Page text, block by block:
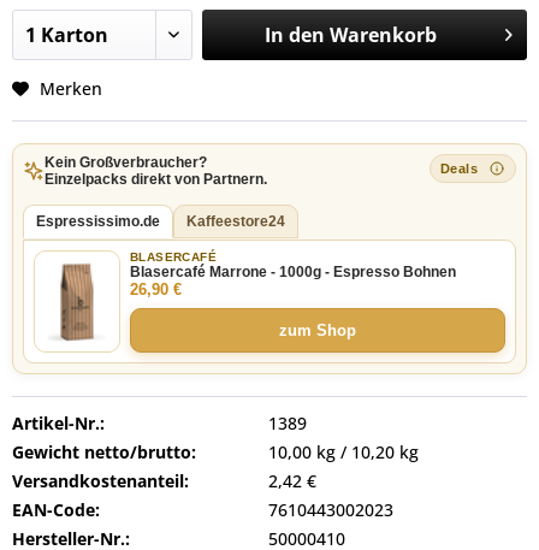
In den Warenkorb
Merken
Kein Großverbraucher?
Einzelpacks direkt von Partnern.
Espressissimo.de Kaffeestore24
BLASERCAFÉ
Blasercafé Marrone - 1000g - Espresso Bohnen
26,90 €
zum Shop
Artikel-Nr.:
1389
Gewicht netto/brutto:
10,00 kg / 10,20 kg
Versandkostenanteil:
2,42 €
EAN-Code:
7610443002023
Hersteller-Nr.:
50000410